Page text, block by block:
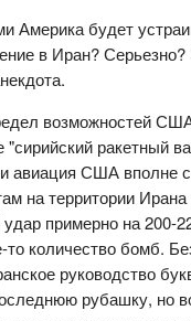
Америка будет
в Иран?
возможностей
ракетный
авиация США вполне
на территории
примерно на 200-
то количество бомб.
руководство
рубашку, но